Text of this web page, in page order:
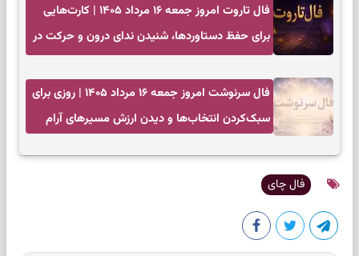
فال تاروت امروز جمعه ۱۶ مرداد ۱۴۰۵ | کارت‌هایی
برای حفظ دستاوردها، شنیدن ندای درون و حرکت در
فال سرنوشت امروز جمعه ۱۶ مرداد ۱۴۰۵ | روزی برای
سبک‌کردن انتخاب‌ها و دیدن ارزش مسیرهای آرام
فال چای